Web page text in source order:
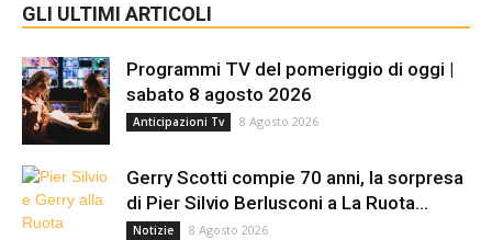
GLI ULTIMI ARTICOLI
Programmi TV del pomeriggio di oggi |
sabato 8 agosto 2026
Anticipazioni Tv 8 Agosto 2026
Gerry Scotti compie 70 anni, la sorpresa
di Pier Silvio Berlusconi a La Ruota...
Notizie 8 Agosto 2026